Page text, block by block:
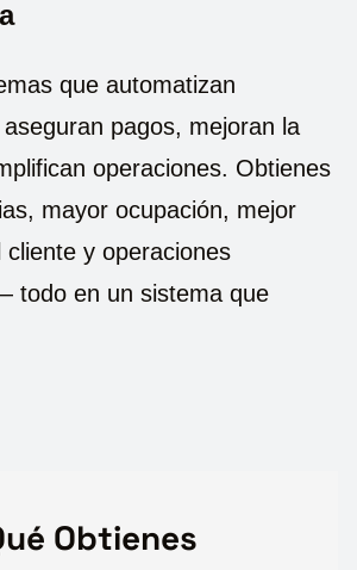
que automatizan
pagos, mejoran la
operaciones. Obtienes
mayor ocupación, mejor
cliente y operaciones
todo en un sistema que
Obtienes